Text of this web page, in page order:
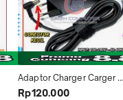
Adaptor Charger Carger
Original Laptop Asus A456
Rp120.000